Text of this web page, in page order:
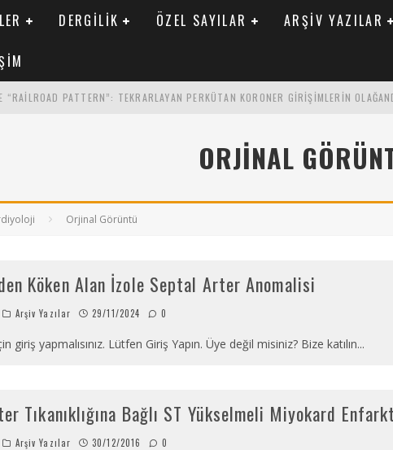
DERGILIK ÖZEL SAYILAR ARŞIV YAZILAR
PATTERN”: TEKRARLAYAN PERKÜTAN KORONER GIRIŞIMLERIN
SKORUNUN ATEROJENIK KATSAYI ILE ARASINDAKI İLIŞKI
ORJINAL
Orjinal Görüntü
Köken Alan İzole Septal Arter Anomalisi
Arşiv Yazılar 29/11/2024 0
yapmalısınız. Lütfen Giriş Yapın. Üye değil misiniz? Bize katılın...
Tıkanıklığına Bağlı ST Yükselmeli Miyokard
Arşiv Yazılar 30/12/2016 0